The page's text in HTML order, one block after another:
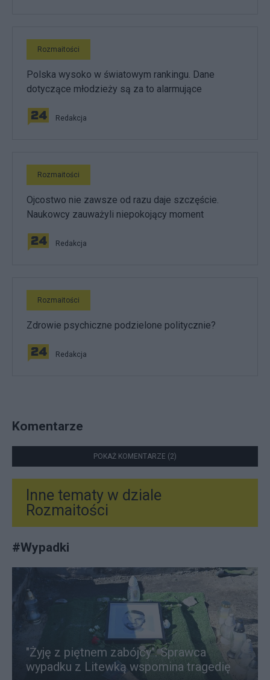
Rozmaitości
Polska wysoko w światowym rankingu. Dane
dotyczące młodzieży są za to alarmujące
Redakcja
Rozmaitości
Ojcostwo nie zawsze od razu daje szczęście.
Naukowcy zauważyli niepokojący moment
Redakcja
Rozmaitości
Zdrowie psychiczne podzielone politycznie?
Redakcja
Komentarze
POKAŻ KOMENTARZE (2)
Inne tematy w dziale
Rozmaitości
#Wypadki
"Żyję z piętnem zabójcy". Sprawca
wypadku z Litewką wspomina tragedię